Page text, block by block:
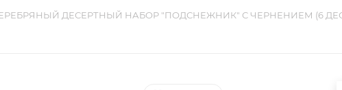
ДЕСЕРТНЫЙ НАБОР "ПОДСНЕЖНИК" С ЧЕРНЕНИЕМ (6